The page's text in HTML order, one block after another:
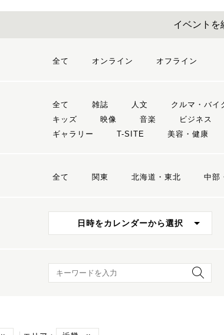
イベントを
全て オンライン オフライン
全て 雑誌 人文 クルマ・バイ
キッズ
映像 音楽 ビジネス
ギャラリー
T-SITE 美容・健康
全て 関東 北海道・東北 中部
日時をカレンダーから選択
キーワード検索